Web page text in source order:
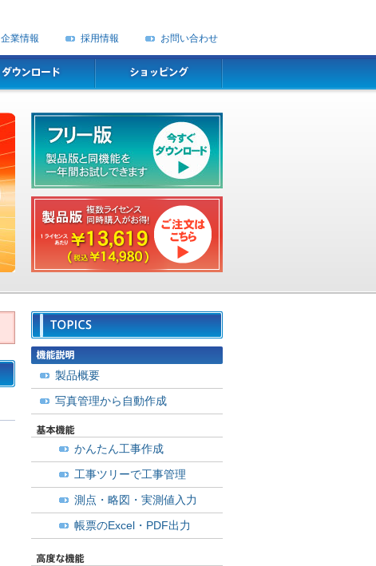
企業情報 採用情報 お問い合わせ
製品概要
写真管理から自動作成
かんたん工事作成
工事ツリーで工事管理
測点・略図・実測値入力
帳票のExcel・PDF出力